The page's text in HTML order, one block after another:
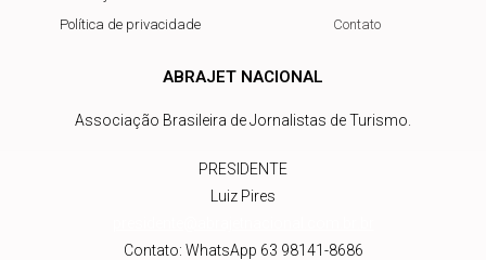
Política de privacidade
Contato
ABRAJET NACIONAL
Associação Brasileira de Jornalistas de Turismo.
PRESIDENTE
Luiz Pires
Contato: WhatsApp 63 98141-8686